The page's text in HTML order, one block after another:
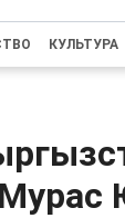
КУЛЬТУРА